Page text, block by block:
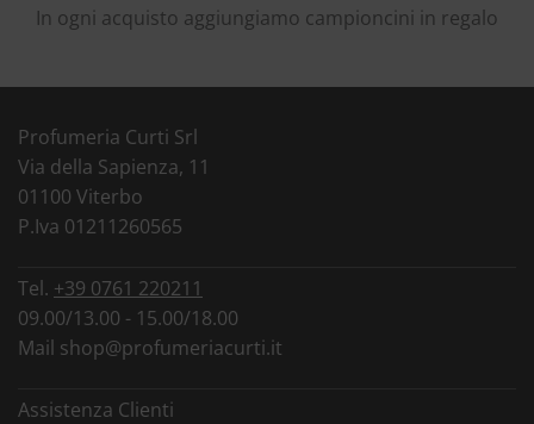
In ogni acquisto aggiungiamo campioncini in regalo
Profumeria Curti Srl
Via della Sapienza, 11
01100 Viterbo
P.Iva 01211260565
Tel. +39 0761 220211
09.00/13.00 - 15.00/18.00
Mail shop@profumeriacurti.it
Assistenza Clienti